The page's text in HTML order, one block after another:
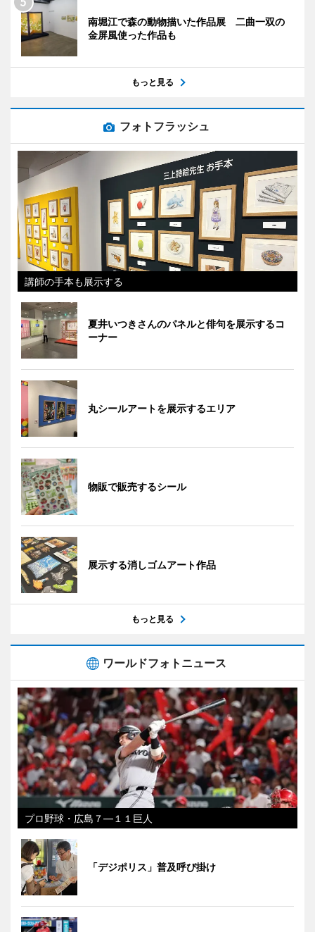
南堀江で森の動物描いた作品展 二曲一双の
金屏風使った作品も
もっと見る
フォトフラッシュ
講師の手本も展示する
夏井いつきさんのパネルと俳句を展示するコ
ーナー
丸シールアートを展示するエリア
物販で販売するシール
展示する消しゴムアート作品
もっと見る
ワールドフォトニュース
プロ野球・広島７―１１巨人
「デジポリス」普及呼び掛け